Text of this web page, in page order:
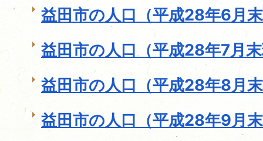
益田市の人口（平成28年6月
益田市の人口（平成28年7月
益田市の人口（平成28年8月
益田市の人口（平成28年9月